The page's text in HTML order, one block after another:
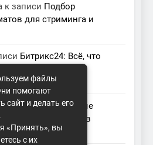
к записи Подбор
для стриминга и
Битрикс24: Всё, что
тарифах и
Айтекс
к записиОсновные
серверов в
файлы
помогают
сайт и делать его
«Принять», вы
с их